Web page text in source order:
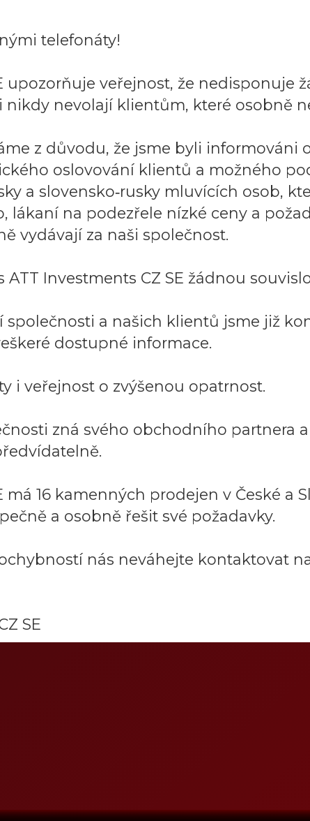
telefonáty!
upozorňuje veřejnost, že nedisponuje
nevolají klientům, které osobně
z důvodu, že jsme byli informováni
oslovování klientů a možného
a slovensko‑rusky mluvících osob,
lákaní na podezřele nízké ceny a
vydávají za naši společnost.
Investments CZ SE žádnou
společnosti a našich klientů jsme již
dostupné informace.
i veřejnost o zvýšenou opatrnost.
zná svého obchodního partnera
má 16 kamenných prodejen v České a
a osobně řešit své požadavky.
nás neváhejte kontaktovat
SE